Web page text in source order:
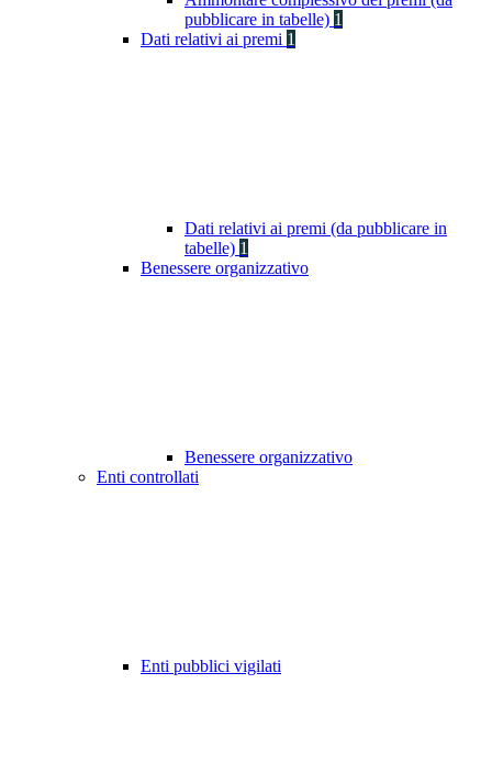
pubblicare in tabelle) 1
Dati relativi ai premi 1
Dati relativi ai premi (da pubblicare in
tabelle) 1
Benessere organizzativo
Benessere organizzativo
Enti controllati
Enti pubblici vigilati